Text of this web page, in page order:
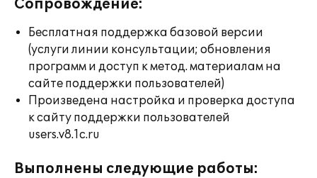
Сопровождение:
Бесплатная поддержка базовой версии
(услуги линии консультации; обновления
программ и доступ к метод. материалам на
сайте поддержки пользователей)
Произведена настройка и проверка доступа
к сайту поддержки пользователей
users.v8.1c.ru
Выполнены следующие работы: